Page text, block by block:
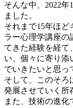
そんな中、2022
ました。
それまで15年ほど
ラー心理学講座の
てきた経験を経て
い、個々に寄り添
でいきたいと思っ
そして、このそろ
発展させていく所
また、技術の進